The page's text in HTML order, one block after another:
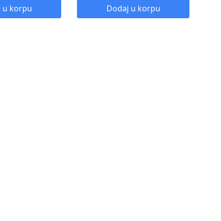
(PO PRETHODNOJ
u korpu
Energetska klasa:A (PO PRETHODNOJ
KLASIFIKACIJI)Dodaj u korpu